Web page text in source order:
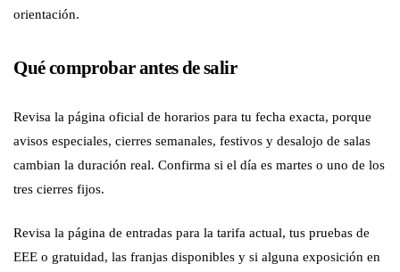
orientación.
Qué comprobar antes de salir
Revisa la página oficial de horarios para tu fecha exacta, porque
avisos especiales, cierres semanales, festivos y desalojo de salas
cambian la duración real. Confirma si el día es martes o uno de los
tres cierres fijos.
Revisa la página de entradas para la tarifa actual, tus pruebas de
EEE o gratuidad, las franjas disponibles y si alguna exposición en